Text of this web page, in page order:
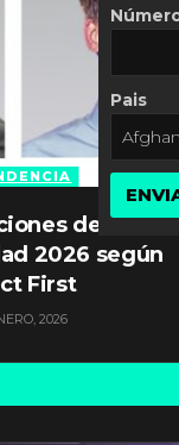
de
2026 según
First
2026
Pais